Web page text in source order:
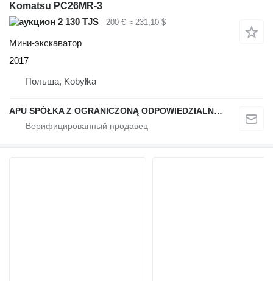
Komatsu PC26MR-3
2 130 TJS
200 € ≈ 231,10 $
Мини-экскаватор
2017
Польша, Kobyłka
APU SPÓŁKA Z OGRANICZONĄ ODPOWIEDZIALNOŚCIĄ